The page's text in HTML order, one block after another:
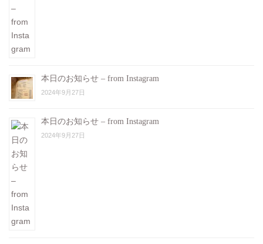
本日のお知らせ – from Instagram
2024年9月27日
本日のお知らせ – from Instagram
2024年9月27日